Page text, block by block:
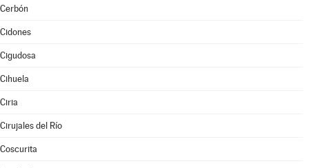
Cerbón
Cidones
Cigudosa
Cihuela
Ciria
Cirujales del Río
Coscurita